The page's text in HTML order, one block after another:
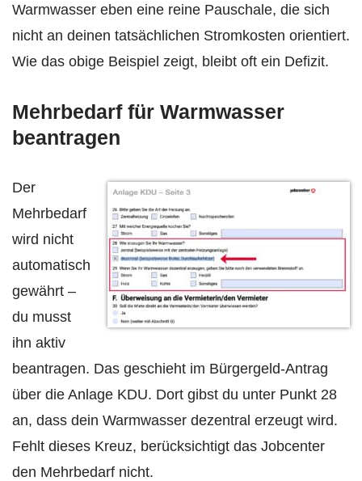
Warmwasser eben eine reine Pauschale, die sich
nicht an deinen tatsächlichen Stromkosten orientiert.
Wie das obige Beispiel zeigt, bleibt oft ein Defizit.
Mehrbedarf für Warmwasser
beantragen
Der
Mehrbedarf
wird nicht
automatisch
gewährt –
du musst
ihn aktiv
beantragen. Das geschieht im Bürgergeld-Antrag
über die Anlage KDU. Dort gibst du unter Punkt 28
an, dass dein Warmwasser dezentral erzeugt wird.
Fehlt dieses Kreuz, berücksichtigt das Jobcenter
den Mehrbedarf nicht.